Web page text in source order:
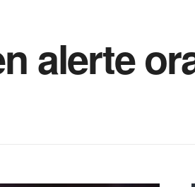
alerte